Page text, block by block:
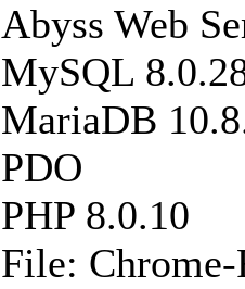
Abyss Web
MySQL
MariaDB
PDO
PHP 8.0.10
File: